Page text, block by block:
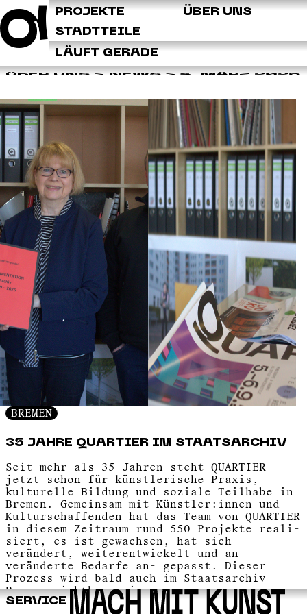
ÜBER UNS
PROJEKTE
STADTTEILE
LÄUFT GERADE
SERVICE
ÜBER UNS > NEWS > 4. MÄRZ 2026
BREMEN
35 JAHRE QUARTIER IM STAATSARCHIV
Seit mehr als 35 Jahren steht QUARTIER
jetzt schon für künstlerische Praxis,
kulturelle Bildung und soziale Teilhabe in
Bremen. Gemeinsam mit Künstler:innen und
Kulturschaffenden hat das Team von QUARTIER
in diesem Zeitraum rund 550 Projekte reali-
siert, es ist gewachsen, hat sich
verändert, weiterentwickelt und an
veränderte Bedarfe an- gepasst. Dieser
Prozess wird bald auch im Staatsarchiv
Bremen sichtbar sein.